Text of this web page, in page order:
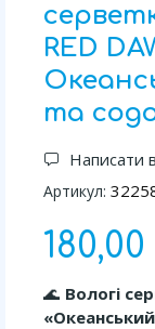
RED
та
Написати
Артикул:
🌊 Вологі